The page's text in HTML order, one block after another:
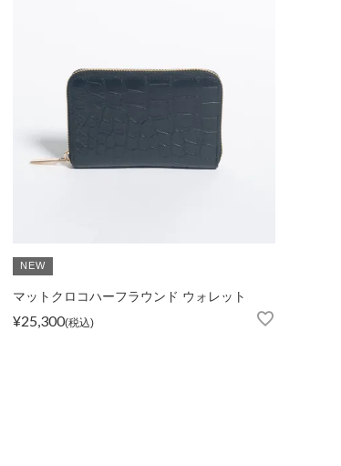
個人情報の取り扱い お問い合わせ
NEW
マットクロコハーフラウンド ウォレット
¥25,300 税込